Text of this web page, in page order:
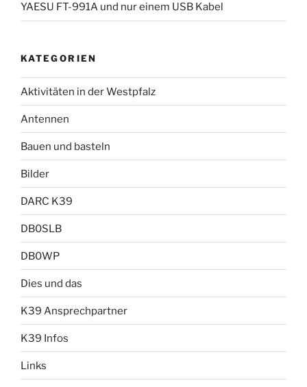
YAESU FT-991A und nur einem USB Kabel
KATEGORIEN
Aktivitäten in der Westpfalz
Antennen
Bauen und basteln
Bilder
DARC K39
DB0SLB
DB0WP
Dies und das
K39 Ansprechpartner
K39 Infos
Links